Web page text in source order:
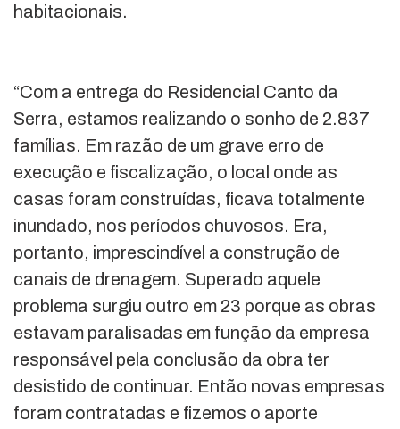
habitacionais.
“Com a entrega do Residencial Canto da
Serra, estamos realizando o sonho de 2.837
famílias. Em razão de um grave erro de
execução e fiscalização, o local onde as
casas foram construídas, ficava totalmente
inundado, nos períodos chuvosos. Era,
portanto, imprescindível a construção de
canais de drenagem. Superado aquele
problema surgiu outro em 23 porque as obras
estavam paralisadas em função da empresa
responsável pela conclusão da obra ter
desistido de continuar. Então novas empresas
foram contratadas e fizemos o aporte